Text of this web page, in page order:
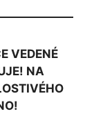
VEDENÉ
NA